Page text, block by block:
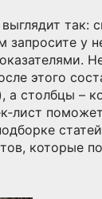
так:
у
этого
а столбцы –
которые